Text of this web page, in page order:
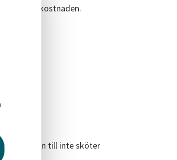
självkostnaden.
att:
lägenheten till inte sköter